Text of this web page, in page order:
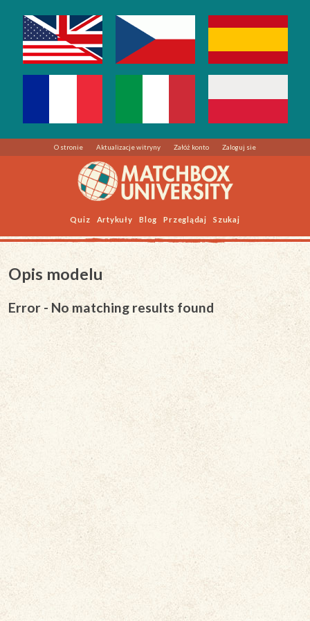
O stronie Aktualizacje witryny Załóż konto Zaloguj sie
Quiz Artykuły Blog Przeglądaj Szukaj
Opis modelu
Error - No matching results found